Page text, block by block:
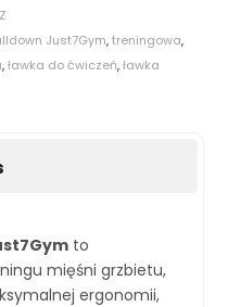
Just7Gym,treningowa,
,ławka do ćwiczeń,ławka
to
mięśni grzbietu,
ergonomii,